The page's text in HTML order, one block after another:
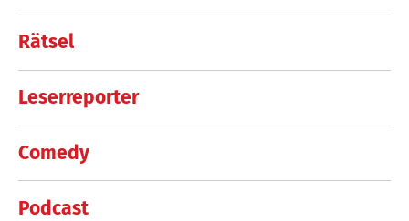
Rätsel
Leserreporter
Comedy
Podcast